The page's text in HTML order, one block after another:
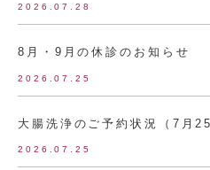
2026.07.28
8月・9月の休診のお知らせ
2026.07.25
大腸洗浄のご予約状況（7月
2026.07.25